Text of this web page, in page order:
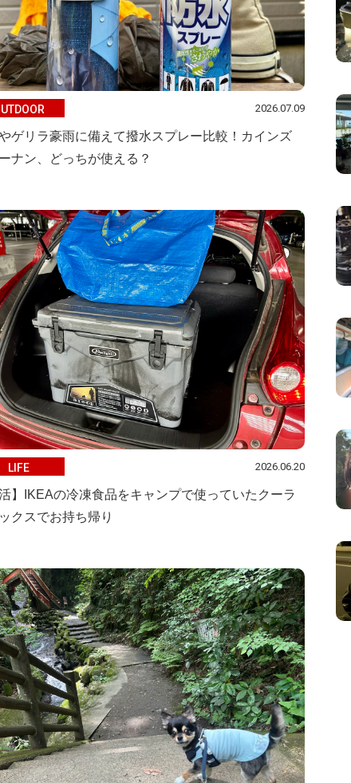
2026.07.09
ゲリラ豪雨に備えて撥水スプレー比較！カインズ
ナン、どっちが使える？
LIFE 2026.06.20
活】IKEAの冷凍食品をキャンプで使っていたクーラ
クスでお持ち帰り